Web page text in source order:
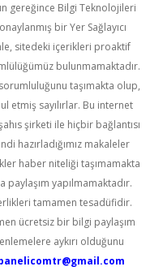
gereğince Bilgi Teknolojileri
bir Yer Sağlayıcı
sitedeki içerikleri proaktif
bulunmamaktadır.
taşımakta olup,
etmiş sayılırlar. Bu internet
şirketi ile hiçbir bağlantısı
hazırladığımız makaleler
haber niteliği taşımamakta
paylaşım yapılmamaktadır.
tamamen tesadüfidir.
ücretsiz bir bilgi paylaşım
aykırı olduğunu